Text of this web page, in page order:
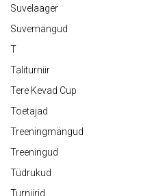
Suvelaager
Suvemängud
T
Taliturniir
Tere Kevad Cup
Toetajad
Treeningmängud
Treeningud
Tüdrukud
Turniirid